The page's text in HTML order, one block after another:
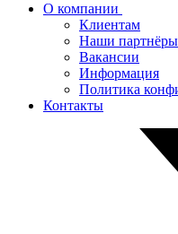
О компании
Клиентам
Наши партнёры
Вакансии
Информация
Политика
Контакты